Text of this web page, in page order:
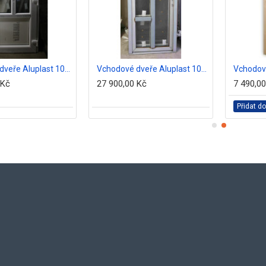
27 900,00 Kč 7
Přidat